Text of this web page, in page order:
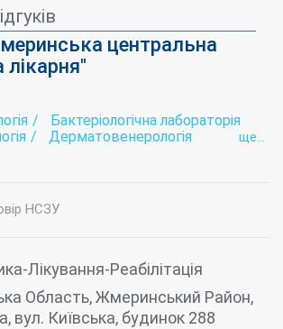
центральна
лікарня"
Бактеріологічна лабораторія
Дерматовенерологія
Наркологія
відділення
(діагностика і лікування)
Функціональна діагностика
Швидка допомога
ще...
НСЗУ
Лікування-Реабілітація
Область, Жмеринський Район,
вул. Київська, будинок 288